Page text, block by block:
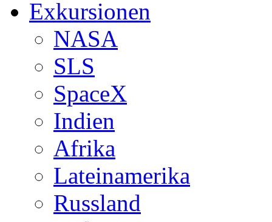
Exkursionen
NASA
SLS
SpaceX
Indien
Afrika
Lateinamerika
Russland